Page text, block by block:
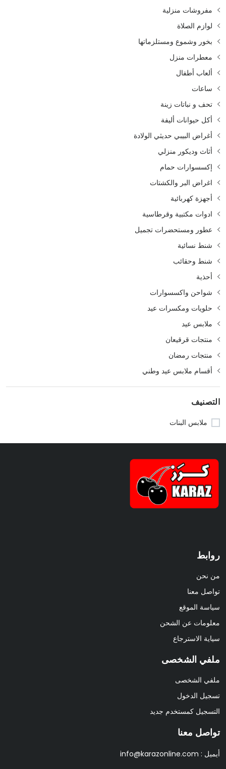
مفروشات منزلية
لوازم الصلاة
بخور وشموع ومستلزماتها
معطرات منزل
ألعاب أطفال
ساعات
تحف و نباتات زينة
أكل حيوانات أليفة
أغراض البيبي حديثي الولادة
أثاث وديكور منزلي
إكسسوارات حمام
اغراض البر والكشتات
أجهزة كهربائية
ادوات مكتبية وقرطاسية
عطور ومستحضرات تجميل
شنط نسائية
شنط وحقائب
أحذية
شواحن واكسسوارات
حلويات ومكسرات عيد
ملابس عيد
منتجات قرقيعان
منتجات رمضان
أقسام ملابس عيد وطني
التصنيف
ملابس البنات
روابط
من نحن
تواصل معنا
سياسة الموقع
معلومات عن الشحن
سياية الاسترجاع
ملفي الشخصى
ملفي الشخصى
تسجيل الدخول
التسجيل كمستخدم جديد
تواصل معنا
أيميل : info@karazonline.com